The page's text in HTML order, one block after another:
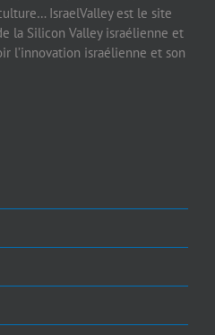
IsraelValley est le site
la Silicon Valley israélienne et
l’innovation israélienne et son